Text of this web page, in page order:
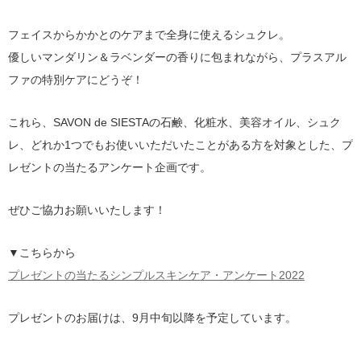
フェイスからかかとのケアまで全身に使えるシュクレ。
優しいマンダリン＆ラベンダーの香りに包まれながら、プラスアル
ファの特別ケアにどうぞ！
これら、SAVON de SIESTAの石鹸、化粧水、美容オイル、シュク
レ、どれか1つでもお使いいただいたことがある方を対象とした、プ
レゼントの当たるアンケート企画です。
ぜひご協力お願いいたします！
▼こちらから
プレゼントの当たるシンプルスキンケア・アンケート2022
プレゼントのお届けは、9月中旬以降を予定しています。